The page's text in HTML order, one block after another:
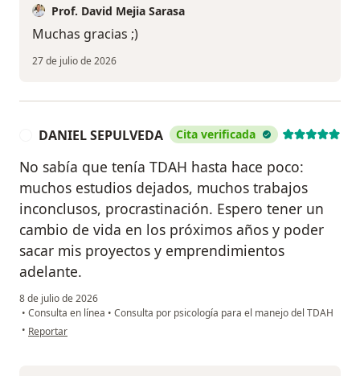
Prof. David Mejia Sarasa
Muchas gracias ;)
27 de julio de 2026
DANIEL SEPULVEDA Cita verificada
No sabía que tenía TDAH hasta hace poco:
muchos estudios dejados, muchos trabajos
inconclusos, procrastinación. Espero tener un
cambio de vida en los próximos años y poder
sacar mis proyectos y emprendimientos
adelante.
8 de julio de 2026
• Consulta en línea • Consulta por psicología para el manejo del TDAH
• en opinión del usuario DANIEL SEPULVEDA
Reportar